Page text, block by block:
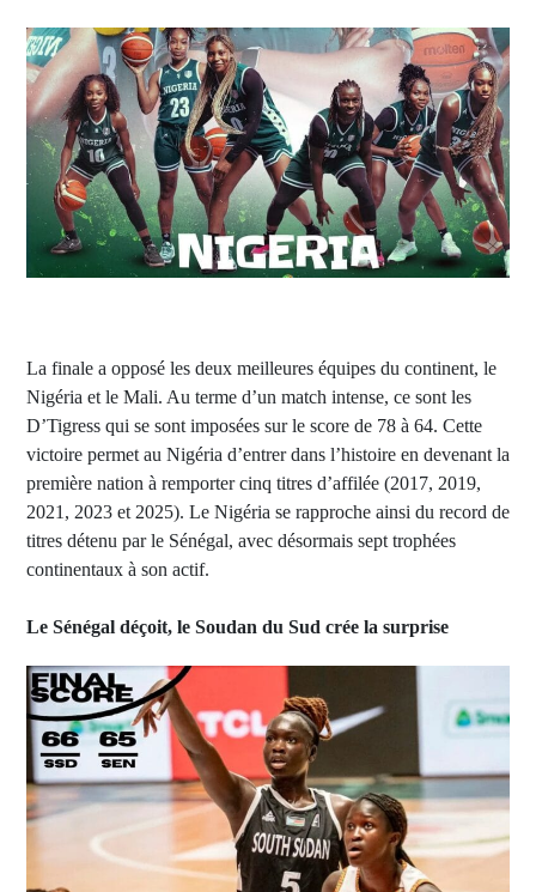
La finale a opposé les deux meilleures équipes du continent, le
Nigéria et le Mali. Au terme d’un match intense, ce sont les
D’Tigress qui se sont imposées sur le score de 78 à 64. Cette
victoire permet au Nigéria d’entrer dans l’histoire en devenant la
première nation à remporter cinq titres d’affilée (2017, 2019,
2021, 2023 et 2025). Le Nigéria se rapproche ainsi du record de
titres détenu par le Sénégal, avec désormais sept trophées
continentaux à son actif.
Le Sénégal déçoit, le Soudan du Sud crée la surprise